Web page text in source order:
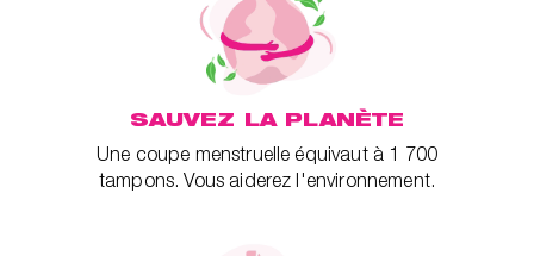
SAUVEZ LA PLANÈTE
Une coupe menstruelle équivaut à 1 700
tampons. Vous aiderez l'environnement.